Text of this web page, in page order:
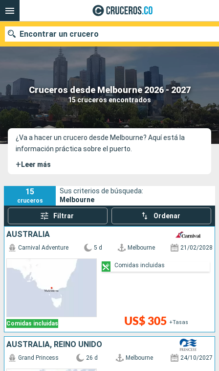
Cruceros desde Melbourne 2026 - 2027
15 cruceros encontrados
Encontrar un crucero
Fecha de salida
Buscar
¿Va a hacer un crucero desde Melbourne? Aquí está la
información práctica sobre el puerto.
+ Leer más
15
cruceros
Sus criterios de búsqueda:
Melbourne
Filtrar Ordenar
AUSTRALIA
Comidas incluidas
Carnival Adventure 5 d Melbourne 21/02/2028
US$ 305 +Tasas
Comidas incluidas
AUSTRALIA, REINO UNIDO
Grand Princess 26 d Melbourne 24/10/2027